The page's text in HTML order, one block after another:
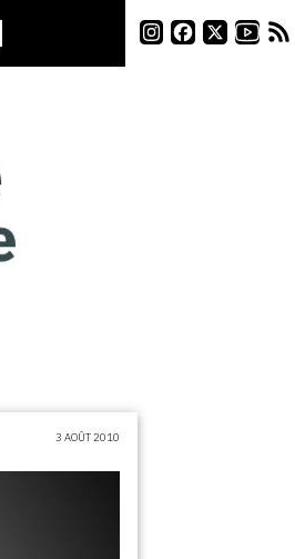
3 AOÛT 2010